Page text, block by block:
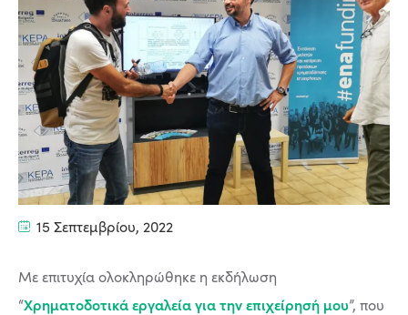
15 Σεπτεμβρίου, 2022
Με επιτυχία ολοκληρώθηκε η εκδήλωση
“Χρηματοδοτικά εργαλεία για την επιχείρησή μου”, που